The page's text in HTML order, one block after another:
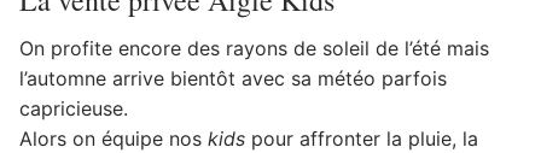
On profite encore des rayons de soleil de l’été mais
l’automne arrive bientôt avec sa météo parfois
capricieuse.
Alors on équipe nos kids pour affronter la pluie, la